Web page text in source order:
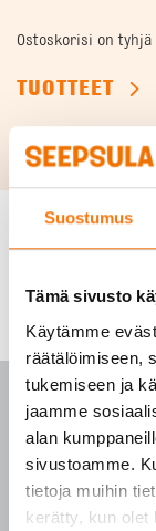
Suostumus
Tämä sivusto
Käytämme
räätälöimiseen,
tukemiseen ja
jaamme
alan
sivustoamme.
tietoja muihin
kerätty, kun olet
Ostoskorisi on tyhjä
TUOTTEET